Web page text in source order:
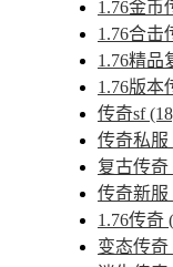
1.76金币
1.76合击
1.76精品
1.76版本
传奇sf
传奇私服
复古传奇
传奇新服
1.76传奇
变态传奇